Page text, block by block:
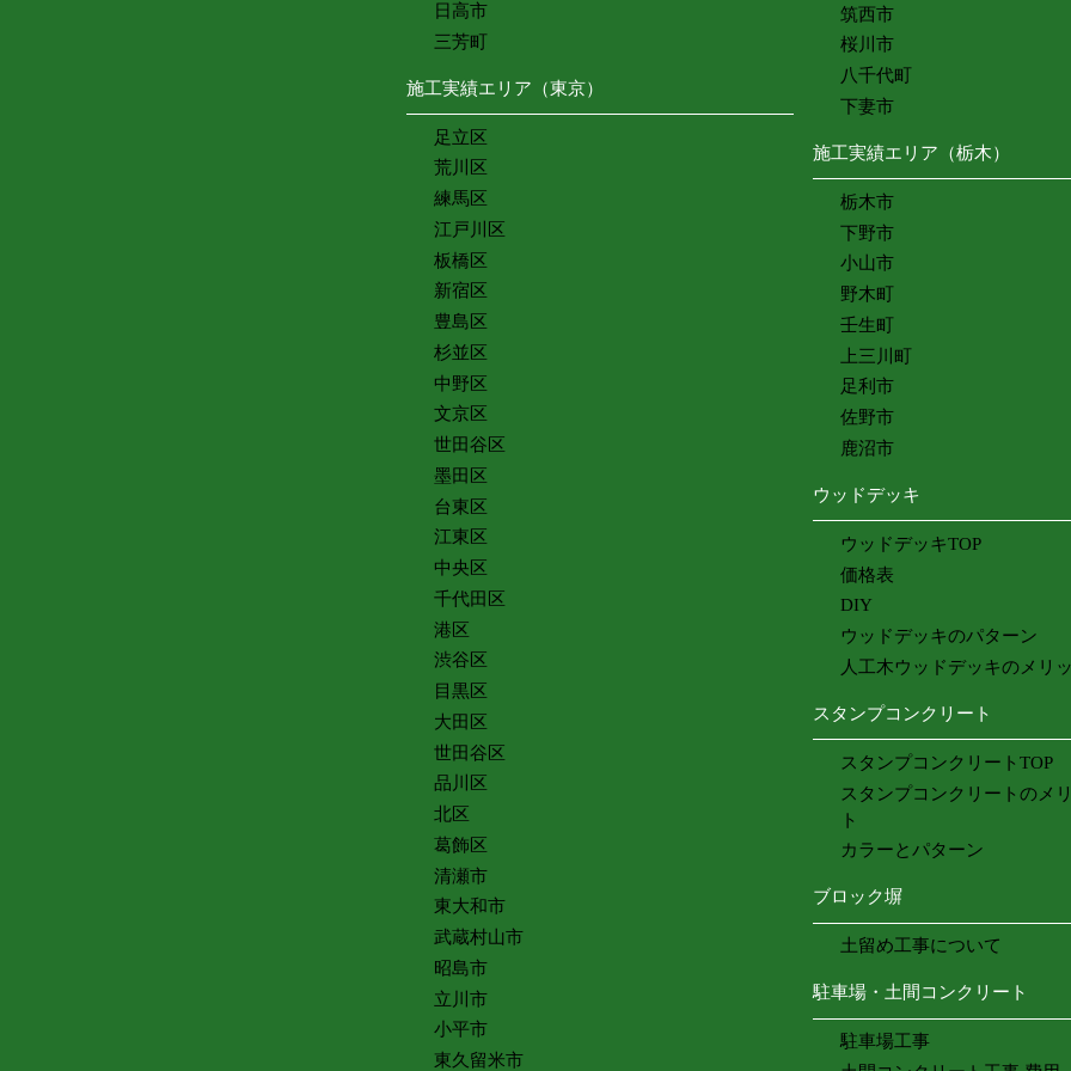
日高市
三芳町
施工実績エリア（東京）
足立区
荒川区
練馬区
江戸川区
板橋区
新宿区
豊島区
杉並区
中野区
文京区
世田谷区
墨田区
台東区
江東区
中央区
千代田区
港区
渋谷区
目黒区
大田区
世田谷区
品川区
北区
葛飾区
清瀬市
東大和市
武蔵村山市
昭島市
立川市
小平市
東久留米市
筑西市
桜川市
八千代町
下妻市
施工実績エリア（栃木）
栃木市
下野市
小山市
野木町
壬生町
上三川町
足利市
佐野市
鹿沼市
ウッドデッキ
ウッドデッキTOP
価格表
DIY
ウッドデッキのパターン
人工木ウッドデッキのメリ
スタンプコンクリート
スタンプコンクリートTOP
スタンプコンクリートのメ
ト
カラーとパターン
ブロック塀
土留め工事について
駐車場・土間コンクリート
駐車場工事